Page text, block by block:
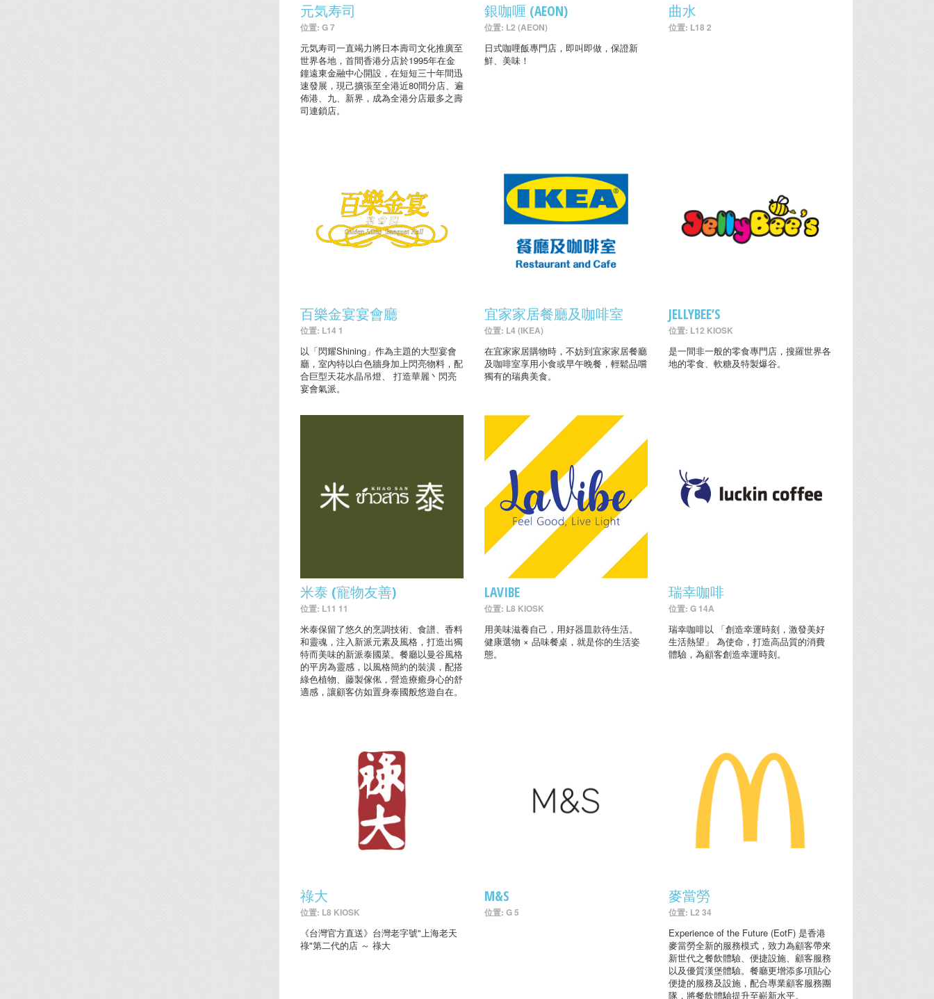
元気寿司
位置: G 7
元気寿司一直竭力將日本壽司文化推廣至
世界各地，首間香港分店於1995年在金
鐘遠東金融中心開設，在短短三十年間迅
速發展，現己擴張至全港近80間分店、遍
佈港、九、新界，成為全港分店最多之壽
司連鎖店。
銀咖喱 (AEON)
位置: L2 (AEON)
日式咖哩飯專門店，即叫即做，保證新
鮮、美味！
曲水
位置: L18 2
百樂金宴宴會廳
位置: L14 1
以「閃耀Shining」作為主題的大型宴會
廳，室內特以白色牆身加上閃亮物料，配
合巨型天花水晶吊燈、 打造華麗丶閃亮
宴會氣派。
宜家家居餐廳及咖啡室
位置: L4 (IKEA)
在宜家家居購物時，不妨到宜家家居餐廳
及咖啡室享用小食或早午晚餐，輕鬆品嚐
獨有的瑞典美食。
JELLYBEE’S
位置: L12 KIOSK
是一間非一般的零食專門店，搜羅世界各
地的零食、軟糖及特製爆谷。
米泰 (寵物友善)
位置: L11 11
米泰保留了悠久的烹調技術、食譜、香料
和靈魂，注入新派元素及風格，打造出獨
特而美味的新派泰國菜。餐廳以曼谷風格
的平房為靈感，以風格簡約的裝潢，配搭
綠色植物、藤製傢俬，營造療癒身心的舒
適感，讓顧客仿如置身泰國般悠遊自在。
LAVIBE
位置: L8 KIOSK
用美味滋養自己，用好器皿款待生活。
健康選物 × 品味餐桌，就是你的生活姿
態。
瑞幸咖啡
位置: G 14A
瑞幸咖啡以 「創造幸運時刻，激發美好
生活熱望」 為使命，打造高品質的消費
體驗，為顧客創造幸運時刻。
祿大
位置: L8 KIOSK
《台灣官方直送》台灣老字號"上海老天
祿"第二代的店 ～ 祿大
M&S
位置: G 5
麥當勞
位置: L2 34
Experience of the Future (EotF) 是香港
麥當勞全新的服務模式，致力為顧客帶來
新世代之餐飲體驗、便捷設施、顧客服務
以及優質漢堡體驗。餐廳更增添多項貼心
便捷的服務及設施，配合專業顧客服務團
隊，將餐飲體驗提升至嶄新水平。